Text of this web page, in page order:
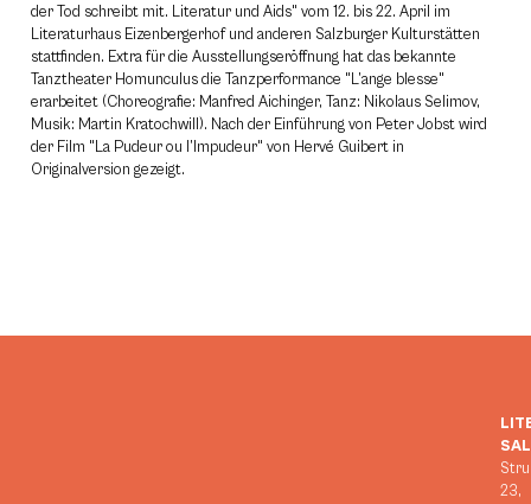
der Tod schreibt mit. Literatur und Aids" vom 12. bis 22. April im
Literaturhaus Eizenbergerhof und anderen Salzburger Kulturstätten
stattfinden. Extra für die Ausstellungseröffnung hat das bekannte
Tanztheater Homunculus die Tanzperformance "L’ange blesse"
erarbeitet (Choreografie: Manfred Aichinger, Tanz: Nikolaus Selimov,
Musik: Martin Kratochwill). Nach der Einführung von Peter Jobst wird
der Film "La Pudeur ou l’Impudeur" von Hervé Guibert in
Originalversion gezeigt.
23,